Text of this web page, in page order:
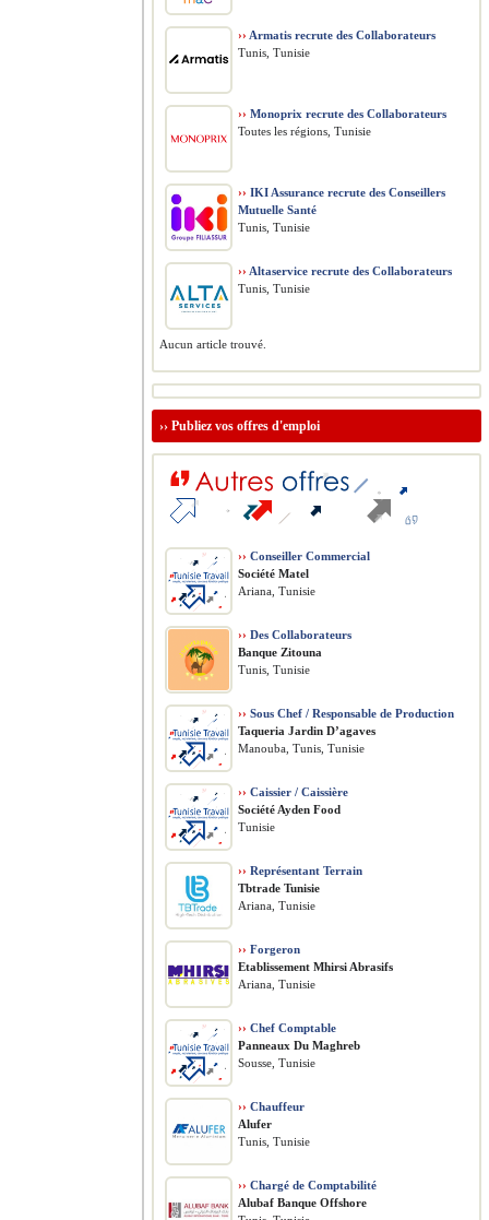
›› Armatis recrute des Collaborateurs
Tunis, Tunisie
›› Monoprix recrute des Collaborateurs
Toutes les régions, Tunisie
›› IKI Assurance recrute des Conseillers
Mutuelle Santé
Tunis, Tunisie
›› Altaservice recrute des Collaborateurs
Tunis, Tunisie
Aucun article trouvé.
›› Publiez vos offres d'emploi
›› Conseiller Commercial
Société Matel
Ariana, Tunisie
›› Des Collaborateurs
Banque Zitouna
Tunis, Tunisie
›› Sous Chef / Responsable de Production
Taqueria Jardin D’agaves
Manouba, Tunis, Tunisie
›› Caissier / Caissière
Société Ayden Food
Tunisie
›› Représentant Terrain
Tbtrade Tunisie
Ariana, Tunisie
›› Forgeron
Etablissement Mhirsi Abrasifs
Ariana, Tunisie
›› Chef Comptable
Panneaux Du Maghreb
Sousse, Tunisie
›› Chauffeur
Alufer
Tunis, Tunisie
›› Chargé de Comptabilité
Alubaf Banque Offshore